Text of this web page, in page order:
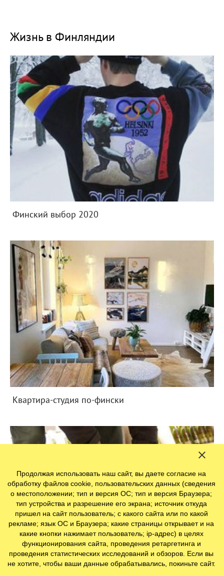
Жизнь в Финляндии
Финский выбор 2020
Квартира-студия по-фински
Продолжая использовать наш сайт, вы даете согласие на
обработку файлов cookie, пользовательских данных (сведения
о местоположении; тип и версия ОС; тип и версия Браузера;
тип устройства и разрешение его экрана; источник откуда
пришел на сайт пользователь; с какого сайта или по какой
рекламе; язык ОС и Браузера; какие страницы открывает и на
какие кнопки нажимает пользователь; ip-адрес) в целях
функционирования сайта, проведения ретаргетинга и
проведения статистических исследований и обзоров. Если вы
не хотите, чтобы ваши данные обрабатывались, покиньте сайт.